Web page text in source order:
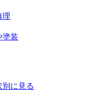
理
塗装
別に見る